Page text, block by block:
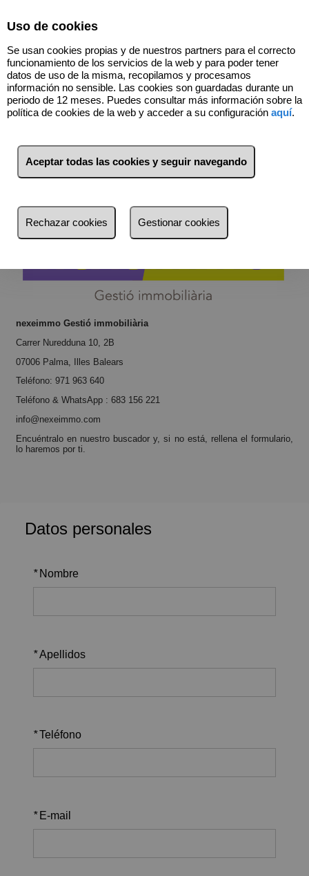
683156221
¿Quieres comprar o alquilar?
El inmueble que buscas está aquí.
nexeimmo Gestió immobiliària
Carrer Nuredduna 10, 2B
07006 Palma, Illes Balears
Teléfono: 971 963 640
Teléfono & WhatsApp : 683 156 221
info@nexeimmo.com
Encuéntralo en nuestro buscador y, si no está, rellena el formulario,
lo haremos por ti.
Datos personales
* Nombre
*Apellidos
* Teléfono
* E-mail
Uso de cookies
Se usan cookies propias y de nuestros partners para el correcto
funcionamiento de los servicios de la web y para poder tener
datos de uso de la misma, recopilamos y procesamos
información no sensible. Las cookies son guardadas durante un
periodo de 12 meses. Puedes consultar más información sobre la
política de cookies de la web y acceder a su configuración aquí.
Aceptar todas las cookies y seguir navegando
Rechazar cookies Gestionar cookies